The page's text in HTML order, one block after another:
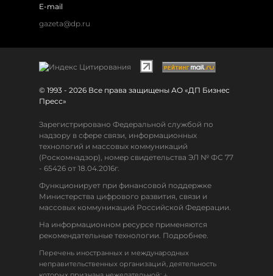
E-mail
gazeta@dp.ru
© 1993 - 2026 Все права защищены АО «ДП Бизнес
Пресс»
Зарегистрировано Федеральной службой по
надзору в сфере связи, информационных
технологий и массовых коммуникаций
(Роскомнадзор), номер свидетельства ЭЛ № ФС 77
- 65426 от 18.04.2016г.
Функционирует при финансовой поддержке
Министерства цифрового развития, связи и
массовых коммуникаций Российской Федерации.
На информационном ресурсе применяются
рекомендательные технологии. Подробнее.
Перечень иностранных и международных
неправительственных организаций, деятельность